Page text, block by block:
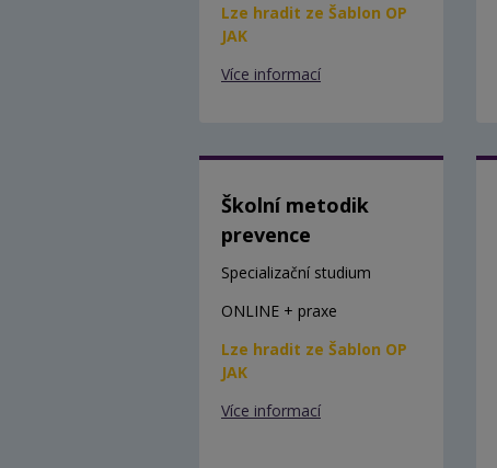
Lze hradit ze Šablon OP
JAK
Více informací
Školní metodik
prevence
Specializační studium
ONLINE + praxe
Lze hradit ze Šablon OP
JAK
Více informací